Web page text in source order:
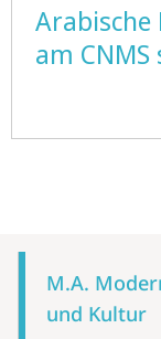
am
Navigation
M.A.
und Kultur